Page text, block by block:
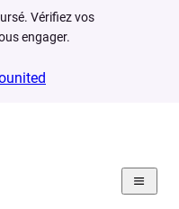
Vérifiez vos
engager.